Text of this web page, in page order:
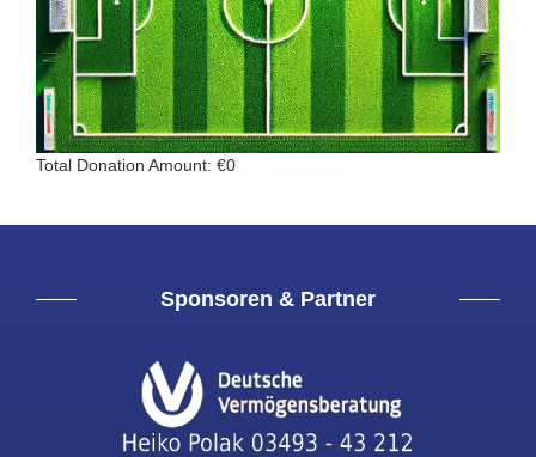
Total Donation Amount: €0
Sponsoren & Partner